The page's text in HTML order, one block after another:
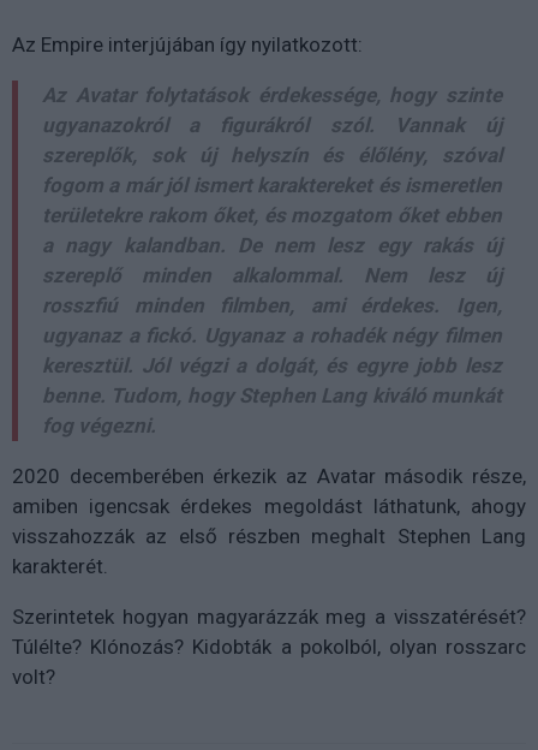
Az Empire interjújában így nyilatkozott:
Az Avatar folytatások érdekessége, hogy szinte
ugyanazokról a figurákról szól. Vannak új
szereplők, sok új helyszín és élőlény, szóval
fogom a már jól ismert karaktereket és ismeretlen
területekre rakom őket, és mozgatom őket ebben
a nagy kalandban. De nem lesz egy rakás új
szereplő minden alkalommal. Nem lesz új
rosszfiú minden filmben, ami érdekes. Igen,
ugyanaz a fickó. Ugyanaz a rohadék négy filmen
keresztül. Jól végzi a dolgát, és egyre jobb lesz
benne. Tudom, hogy Stephen Lang kiváló munkát
fog végezni.
2020 decemberében érkezik az Avatar második része,
amiben igencsak érdekes megoldást láthatunk, ahogy
visszahozzák az első részben meghalt Stephen Lang
karakterét.
Szerintetek hogyan magyarázzák meg a visszatérését?
Túlélte? Klónozás? Kidobták a pokolból, olyan rosszarc
volt?